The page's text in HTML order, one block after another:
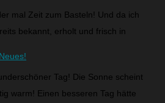
mal Zeit zum Basteln! Und da ich
bekannt, erholt und frisch in
Tag! Die Sonne scheint
warm! Einen besseren Tag hätte